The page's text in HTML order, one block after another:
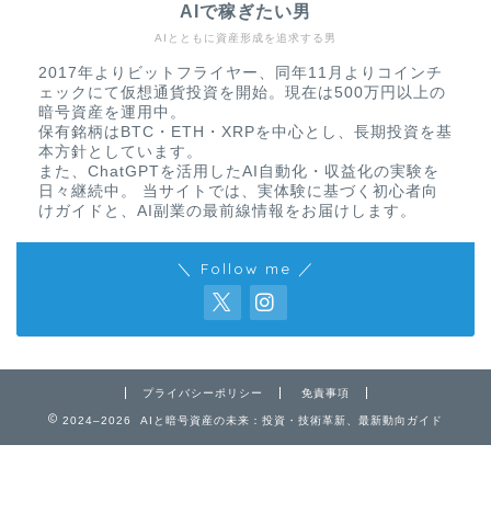
AIとともに資産形成を追求する男
AIで稼ぎたい男
2017年よりビットフライヤー、同年11月よりコインチ
ェックにて仮想通貨投資を開始。現在は500万円以上の
暗号資産を運用中。
保有銘柄はBTC・ETH・XRPを中心とし、長期投資を基
本方針としています。
また、ChatGPTを活用したAI自動化・収益化の実験を
日々継続中。 当サイトでは、実体験に基づく初心者向
けガイドと、AI副業の最前線情報をお届けします。
＼ Follow me ／
プライバシーポリシー 免責事項
2024–2026 AIと暗号資産の未来：投資・技術革新、最新動向ガイド
免責事項